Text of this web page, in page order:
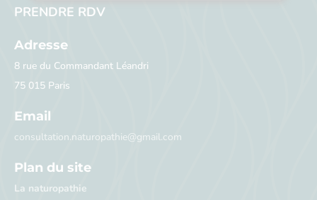
PRENDRE RDV
Adresse
8 rue du Commandant Léandri
75 015 Paris
Email
consultation.naturopathie@gmail.com
Plan du site
La naturopathie